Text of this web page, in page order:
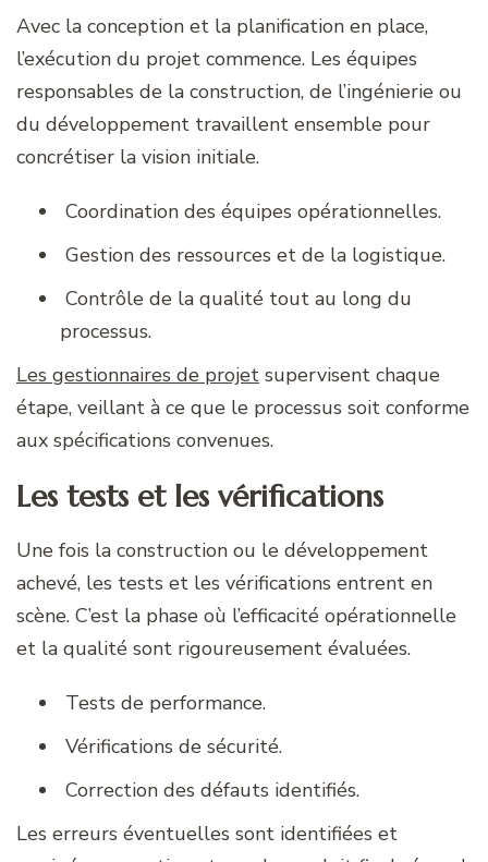
Avec la conception et la planification en place,
l’exécution du projet commence. Les équipes
responsables de la construction, de l’ingénierie ou
du développement travaillent ensemble pour
concrétiser la vision initiale.
Coordination des équipes opérationnelles.
Gestion des ressources et de la logistique.
Contrôle de la qualité tout au long du
processus.
Les gestionnaires de projet supervisent chaque
étape, veillant à ce que le processus soit conforme
aux spécifications convenues.
Les tests et les vérifications
Une fois la construction ou le développement
achevé, les tests et les vérifications entrent en
scène. C’est la phase où l’efficacité opérationnelle
et la qualité sont rigoureusement évaluées.
Tests de performance.
Vérifications de sécurité.
Correction des défauts identifiés.
Les erreurs éventuelles sont identifiées et